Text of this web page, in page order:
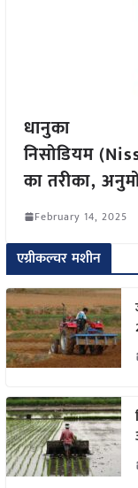
धानुका
निसोडियम
का तरीका,
February 14, 2025
एग्रीकल्चर मशीन